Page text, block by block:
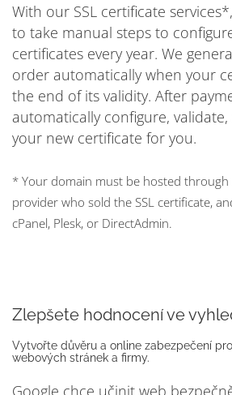
With our SSL certificate
to take manual steps to
certificates every year. We
order automatically when your
the end of its validity. After
automatically configure,
your new certificate for you.
* Your domain must be hosted
provider who sold the SSL certificate,
cPanel, Plesk, or DirectAdmin.
Zlepšete hodnocení ve
Vytvořte důvěru a online zabezpečení
webových stránek a firmy.
Google chce učinit web